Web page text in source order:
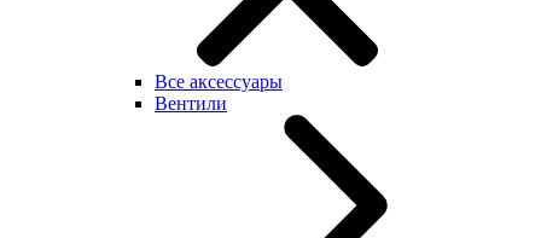
Все аксессуары
Вентили